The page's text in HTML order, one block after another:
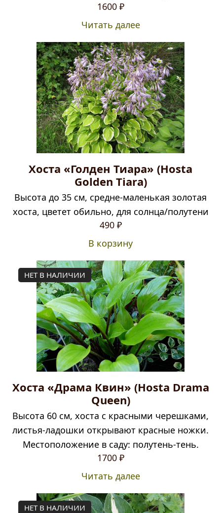
1600 ₽
Читать далее
Хоста «Голден Тиара» (Hosta
Golden Tiara)
Высота до 35 см, средне-маленькая золотая
хоста, цветет обильно, для солнца/полутени
490 ₽
В корзину
НЕТ В НАЛИЧИИ
Хоста «Драма Квин» (Hosta Drama
Queen)
Высота 60 см, хоста с красными черешками,
листья-ладошки открывают красные ножки.
Местоположение в саду: полутень-тень.
1700 ₽
Читать далее
НЕТ В НАЛИЧИИ